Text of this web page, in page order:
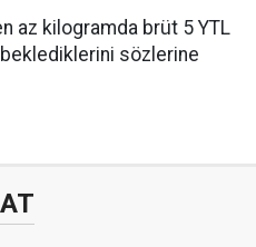
az kilogramda brüt 5 YTL
beklediklerini sözlerine